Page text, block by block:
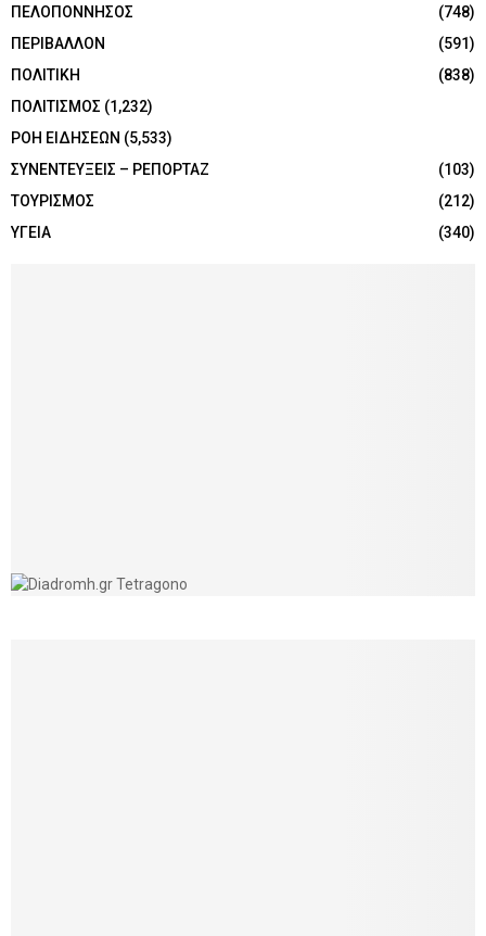
ΠΕΛΟΠΟΝΝΗΣΟΣ
(748)
ΠΕΡΙΒΑΛΛΟΝ
(591)
ΠΟΛΙΤΙΚΗ
(838)
ΠΟΛΙΤΙΣΜΟΣ (1,232)
ΡΟΗ ΕΙΔΗΣΕΩΝ (5,533)
ΣΥΝΕΝΤΕΥΞΕΙΣ – ΡΕΠΟΡΤΑΖ
(103)
ΤΟΥΡΙΣΜΟΣ
(212)
ΥΓΕΙΑ
(340)